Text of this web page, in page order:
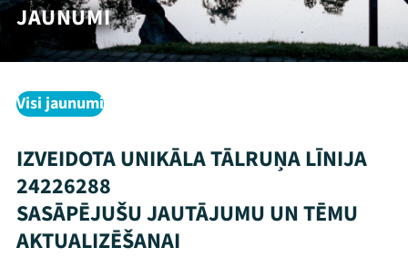
JAUNUMI
Visi jaunumi
IZVEIDOTA UNIKĀLA TĀLRUŅA LĪNIJA
24226288
SASĀPĒJUŠU JAUTĀJUMU UN TĒMU
AKTUALIZĒŠANAI